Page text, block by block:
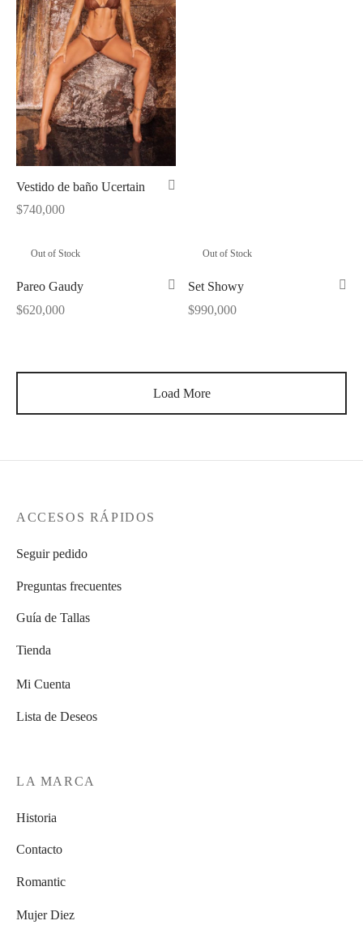
Vestido de baño Ucertain
$740,000
Out of Stock
Pareo Gaudy
$620,000
Out of Stock
Set Showy
$990,000
Load More
ACCESOS RÁPIDOS
Seguir pedido
Preguntas frecuentes
Guía de Tallas
Tienda
Mi Cuenta
Lista de Deseos
LA MARCA
Historia
Contacto
Romantic
Mujer Diez